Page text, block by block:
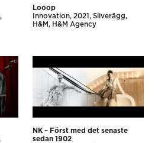
Looop
Innovation 2021
Silverägg
H&M
H&M Agency
NK – Först med det senaste
sedan 1902